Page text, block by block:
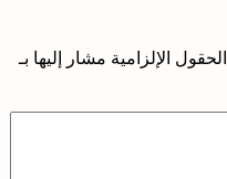
الحقول الإلزامية مشار إليها بـ